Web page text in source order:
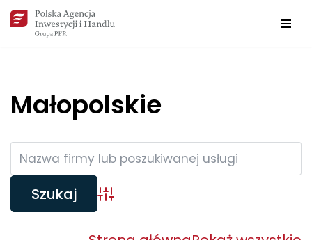
Przejdź
Małopolskie
Wyszukiwarka firm